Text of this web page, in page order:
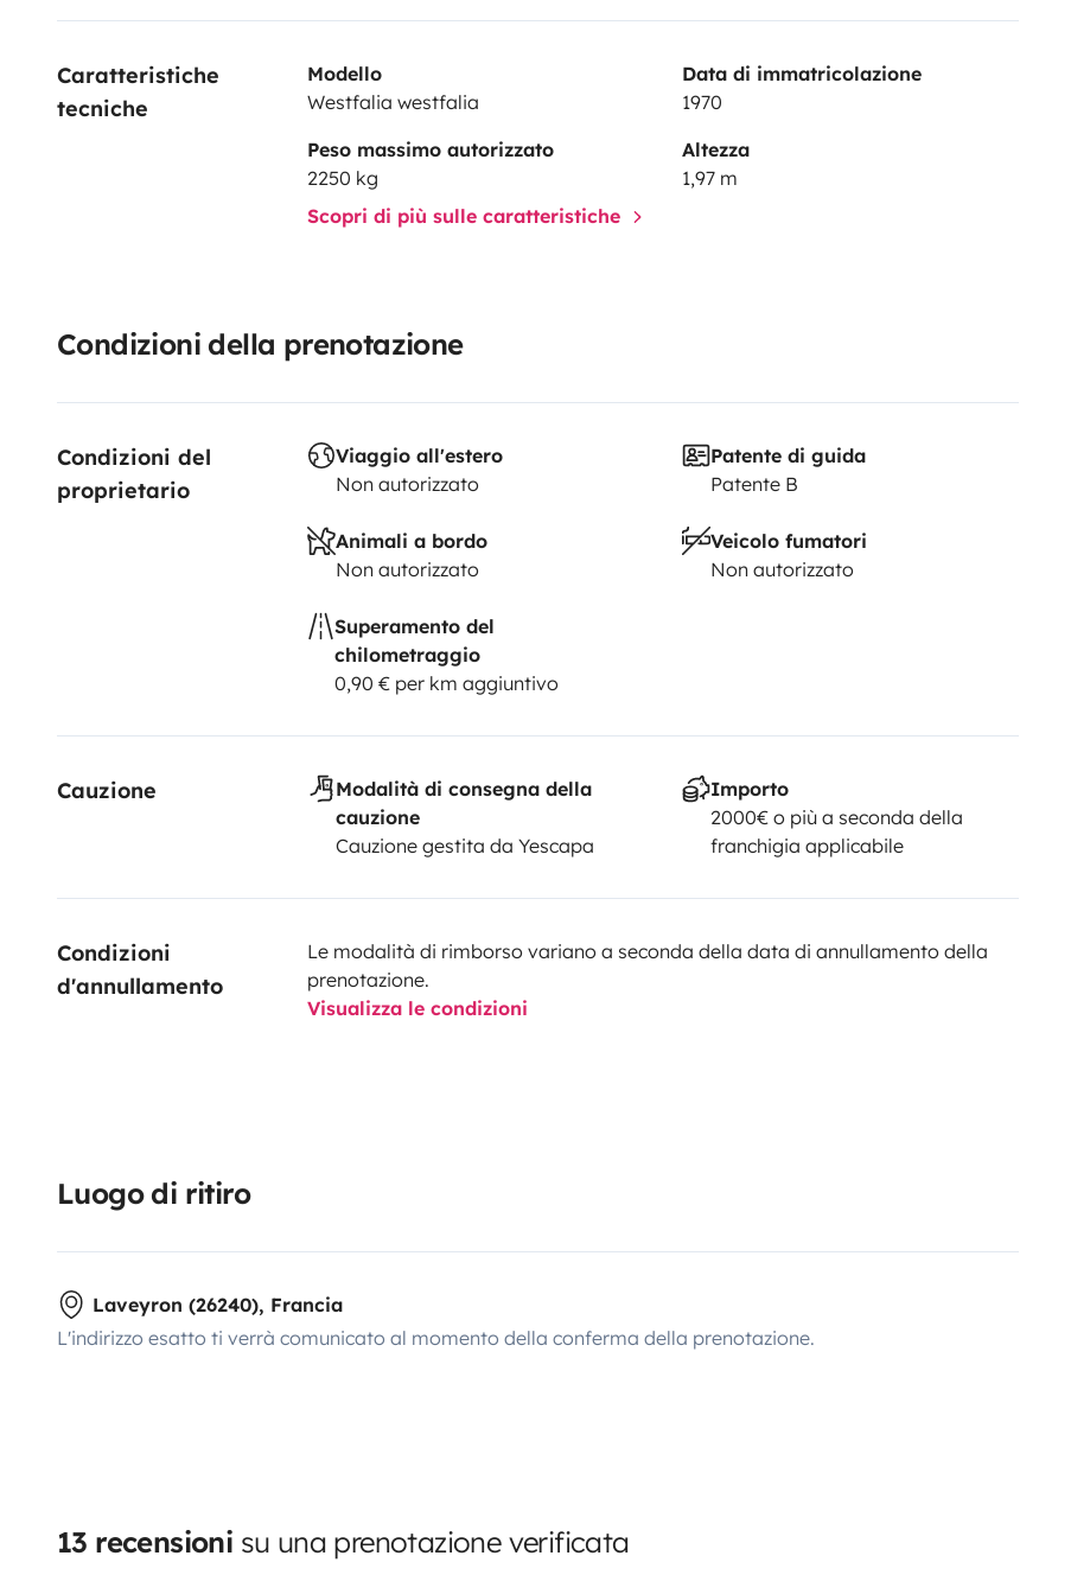
Caratteristiche
tecniche
Modello
Westfalia westfalia
Data di immatricolazione
1970
Peso massimo autorizzato
2250 kg
Altezza
1,97 m
Scopri di più sulle caratteristiche
Condizioni della prenotazione
Condizioni del
proprietario
Viaggio all'estero
Non autorizzato
Patente di guida
Patente B
Animali a bordo
Non autorizzato
Veicolo fumatori
Non autorizzato
Superamento del
chilometraggio
0,90 € per km aggiuntivo
Cauzione
Modalità di consegna della
cauzione
Cauzione gestita da Yescapa
Importo
2000€ o più a seconda della
franchigia applicabile
Condizioni
d'annullamento
Le modalità di rimborso variano a seconda della data di annullamento della
prenotazione.
Visualizza le condizioni
Luogo di ritiro
Laveyron (26240), Francia
L'indirizzo esatto ti verrà comunicato al momento della conferma della prenotazione.
13 recensioni su una prenotazione verificata